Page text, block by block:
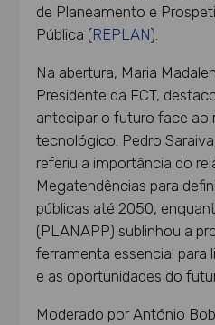
de Planeamento e
Pública (REPLAN).
Na abertura, Maria
Presidente da FCT,
antecipar o futuro face ao
tecnológico. Pedro
referiu a importância do
Megatendências para
públicas até 2050,
(PLANAPP) sublinhou a
ferramenta essencial para
e as oportunidades do
Moderado por António